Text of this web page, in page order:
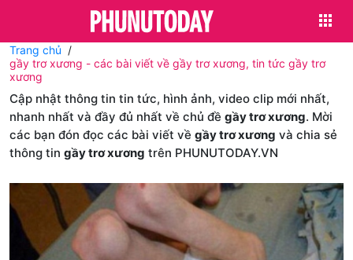
Trang chủ
gầy trơ xương - các bài viết về gầy trơ xương, tin tức gầy trơ
xương
Cập nhật thông tin tin tức, hình ảnh, video clip mới nhất,
nhanh nhất và đầy đủ nhất về chủ đề gầy trơ xương. Mời
các bạn đón đọc các bài viết về gầy trơ xương và chia sẻ
thông tin gầy trơ xương trên PHUNUTODAY.VN